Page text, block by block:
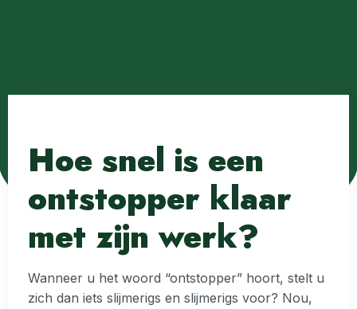
Hoe snel is een
ontstopper klaar
met zijn werk?
Wanneer u het woord “ontstopper” hoort, stelt u
zich dan iets slijmerigs en slijmerigs voor? Nou,